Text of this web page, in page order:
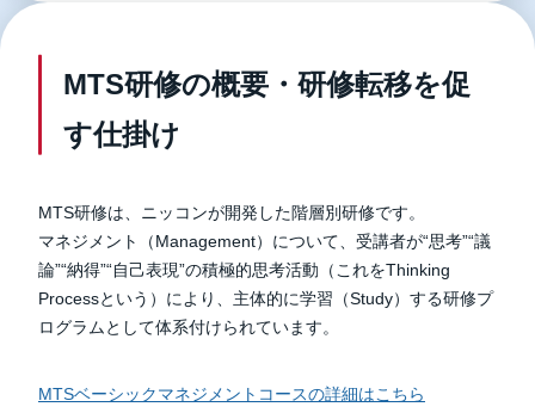
MTS研修の概要・研修転移を促
す仕掛け
MTS研修は、ニッコンが開発した階層別研修です。
マネジメント（Management）について、受講者が“思考”“議
論”“納得”“自己表現”の積極的思考活動（これをThinking
Processという）により、主体的に学習（Study）する研修プ
ログラムとして体系付けられています。
MTSベーシックマネジメントコースの詳細はこちら